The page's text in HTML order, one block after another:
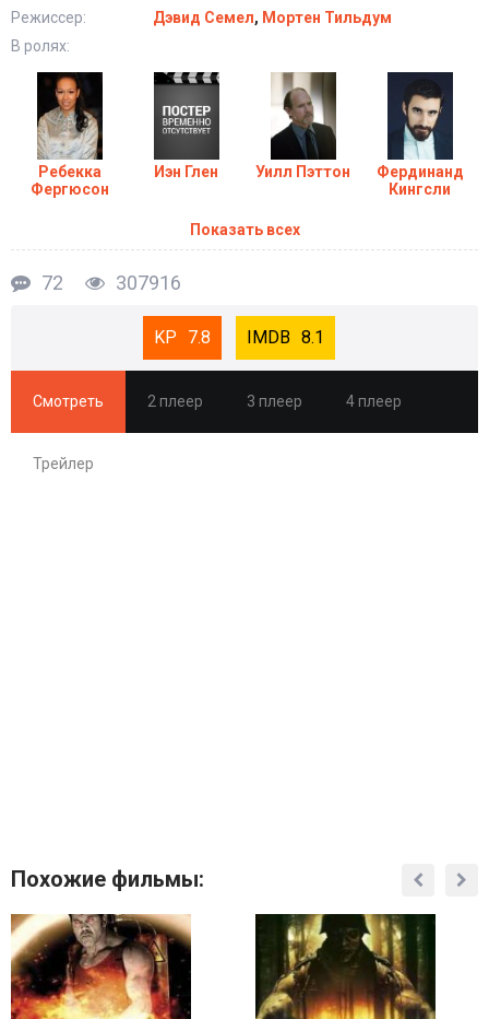
своей свободы и независимости? Это остается тайной, пока они
не рискнут выйти на поверхность.
Сериал Бункер (1-3 Сезон) в хорошем качестве
Режиссер:
Дэвид Семел, Мортен Тильдум
В ролях:
Ребекка
Фергюсон
Иэн Глен Уилл Пэттон
Фердинанд
Кингсли
Показать всех
72 307916
7.8 8.1
Смотреть 2 плеер 3 плеер 4 плеер
Трейлер
Похожие фильмы: